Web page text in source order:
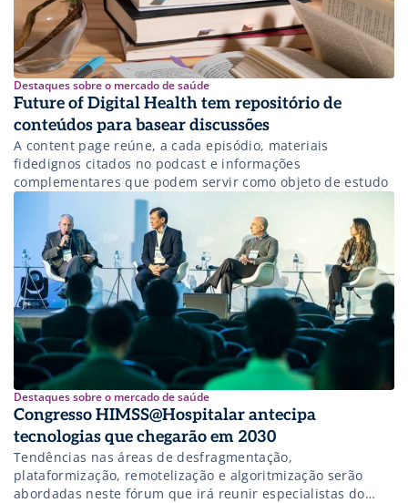
Destaques sobre o mercado de saúde
Future of Digital Health tem repositório de
conteúdos para basear discussões
A content page reúne, a cada episódio, materiais
fidedignos citados no podcast e informações
complementares que podem servir como objeto de estudo
Destaques sobre o mercado de saúde
Congresso HIMSS@Hospitalar antecipa
tecnologias que chegarão em 2030
Tendências nas áreas de desfragmentação,
plataformização, remotelização e algoritmização serão
abordadas neste fórum que irá reunir especialistas do